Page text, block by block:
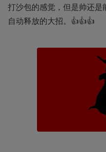
打沙包的感觉，但是帅还
自动释放的大招。👍👍👍